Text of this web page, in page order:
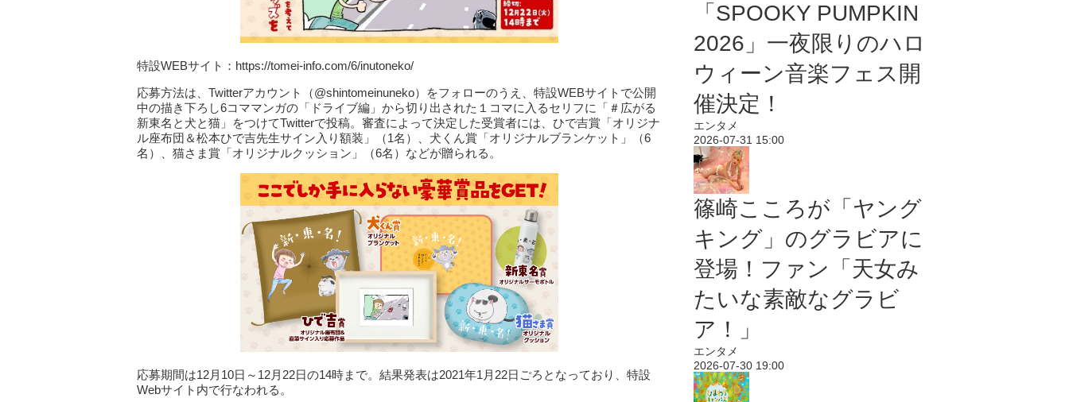
特設WEBサイト：https://tomei-info.com/6/inutoneko/
応募方法は、Twitterアカウント（@shintomeinuneko）をフォローのうえ、特設WEBサイトで公開
中の描き下ろし6コママンガの「ドライブ編」から切り出された１コマに入るセリフに「＃広がる
新東名と犬と猫」をつけてTwitterで投稿。審査によって決定した受賞者には、ひで吉賞「オリジナ
ル座布団＆松本ひで吉先生サイン入り額装」（1名）、犬くん賞「オリジナルブランケット」（6
名）、猫さま賞「オリジナルクッション」（6名）などが贈られる。
応募期間は12月10日～12月22日の14時まで。結果発表は2021年1月22日ごろとなっており、特設
Webサイト内で行なわれる。
「SPOOKY PUMPKIN
2026」一夜限りのハロ
ウィーン音楽フェス開
催決定！
エンタメ
2026-07-31 15:00
篠崎こころが「ヤング
キング」のグラビアに
登場！ファン「天女み
たいな素敵なグラビ
ア！」
エンタメ
2026-07-30 19:00